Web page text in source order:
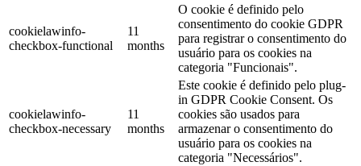
cookielawinfo-
checkbox-functional
11
months
O cookie é definido pelo
consentimento do cookie GDPR
para registrar o consentimento do
usuário para os cookies na
categoria "Funcionais".
cookielawinfo-
checkbox-necessary
11
months
Este cookie é definido pelo plug-
in GDPR Cookie Consent. Os
cookies são usados ​​para
armazenar o consentimento do
usuário para os cookies na
categoria "Necessários".